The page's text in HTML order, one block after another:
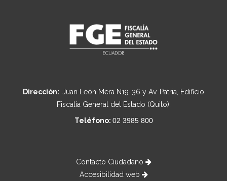
Dirección: Juan León Mera N19-36 y Av. Patria, Edificio
Fiscalía General del Estado (Quito).
Teléfono: 02 3985 800
Contacto Ciudadano
Accesibilidad web